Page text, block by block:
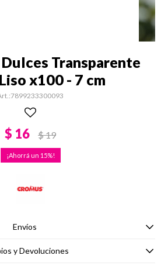
Transparente
x100 - 7 cm
7899233300093
$ 16 $19
15
Envíos
y Devoluciones